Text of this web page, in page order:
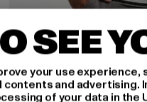
URBAN
Basic Bomber
SEE
your use
and advertising.
of your data in